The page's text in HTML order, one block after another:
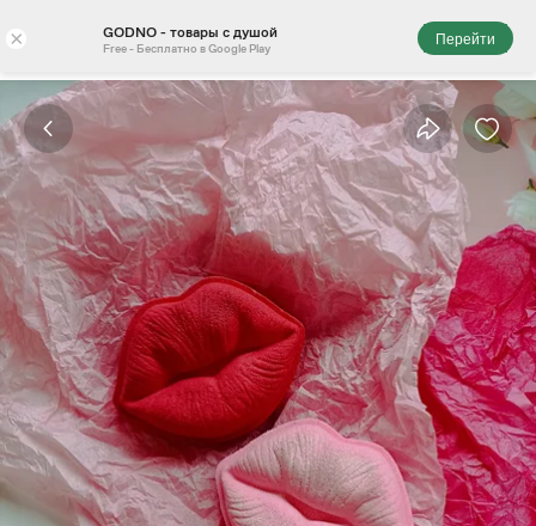
× GODNO - товары с душой
Free - Бесплатно в Google Play
Перейти